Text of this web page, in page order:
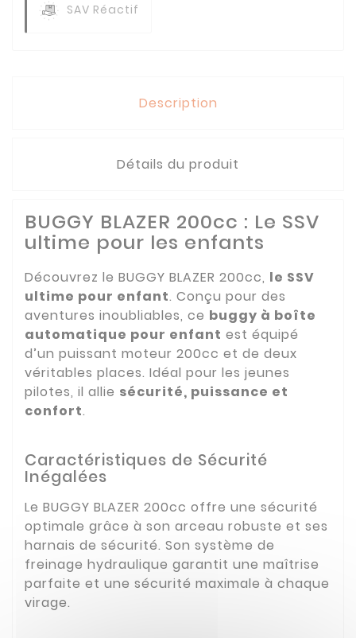
SAV Réactif
Description
Détails du produit
BUGGY BLAZER 200cc : Le SSV
ultime pour les enfants
Découvrez le BUGGY BLAZER 200cc, le SSV
ultime pour enfant. Conçu pour des
aventures inoubliables, ce buggy à boîte
automatique pour enfant est équipé
d’un puissant moteur 200cc et de deux
véritables places. Idéal pour les jeunes
pilotes, il allie sécurité, puissance et
confort.
Caractéristiques de Sécurité
Inégalées
Le BUGGY BLAZER 200cc offre une sécurité
optimale grâce à son arceau robuste et ses
harnais de sécurité. Son système de
freinage hydraulique garantit une maîtrise
parfaite et une sécurité maximale à chaque
virage.